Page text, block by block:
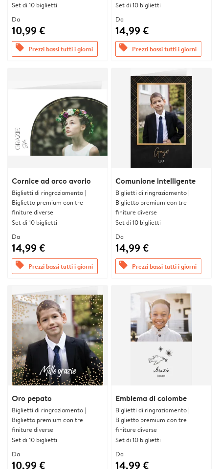
Set di 10 biglietti
Da
10,99 €
offers Prezzi bassi tutti i giorni
Set di 10 biglietti
Da
14,99 €
offers Prezzi bassi tutti i giorni
Cornice ad arco avorio
Biglietti di ringraziamento |
Biglietto premium con tre
finiture diverse
Set di 10 biglietti
Da
14,99 €
offers Prezzi bassi tutti i giorni
Comunione intelligente
Biglietti di ringraziamento |
Biglietto premium con tre
finiture diverse
Set di 10 biglietti
Da
14,99 €
offers Prezzi bassi tutti i giorni
Oro pepato
Biglietti di ringraziamento |
Biglietto premium con tre
finiture diverse
Set di 10 biglietti
Da
10,99 €
Emblema di colombe
Biglietti di ringraziamento |
Biglietto premium con tre
finiture diverse
Set di 10 biglietti
Da
14,99 €